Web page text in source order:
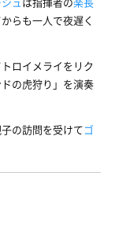
らも一人で夜遅く
ロイメライをリク
の虎狩り」を演奏
の訪問を受けてゴ